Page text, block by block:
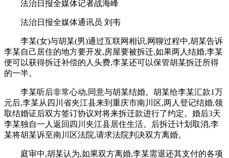
法治日报全媒体记者战海峰
法治日报全媒体通讯员 刘韦
李某(女)与胡某(男)通过互联网相识,网聊过程中,胡某告诉
李某自己居住的地方要开发,房屋要被拆迁,如果两人结婚,李某
便可以获得拆迁补偿的人头费,李某还可以保管胡某拆迁所得
的一半。
李某听后非常心动,同意与胡某结婚。胡某给李某汇款1万
元后,李某从四川省夹江县来到重庆市南川区,两人登记结婚,领
取结婚证后双方签订协议对将来拆迁款进行了约定。婚后3天
李某独自一人返回四川夹江县居住生活。后拆迁计划取消,李
某将胡某诉至南川区法院,请求法院判决双方离婚。
庭审中,胡某认为,如果双方离婚,李某需退还其支付的各项